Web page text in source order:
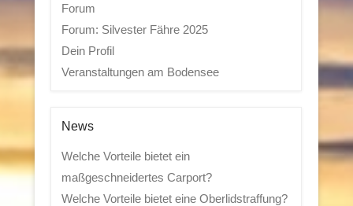
Forum
Forum: Silvester Fähre 2025
Dein Profil
Veranstaltungen am Bodensee
News
Welche Vorteile bietet ein
maßgeschneidertes Carport?
Welche Vorteile bietet eine Oberlidstraffung?